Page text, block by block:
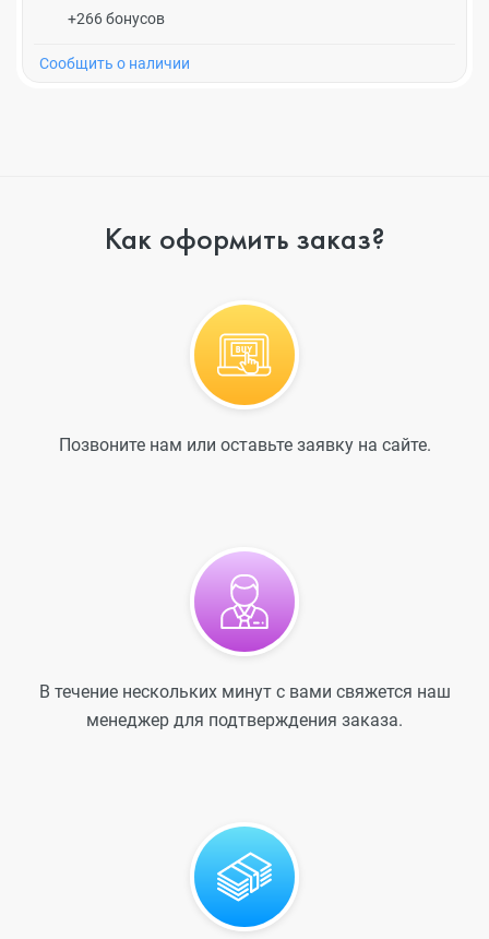
+266 бонусов
Cообщить о наличии
Как оформить заказ?
Позвоните нам или оставьте заявку на сайте.
В течение нескольких минут с вами свяжется наш
менеджер для подтверждения заказа.